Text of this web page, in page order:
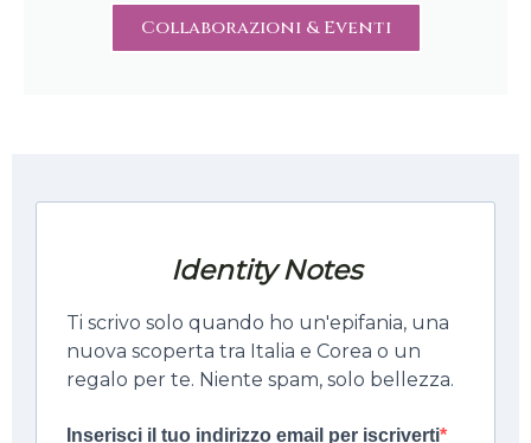
Collaborazioni & Eventi